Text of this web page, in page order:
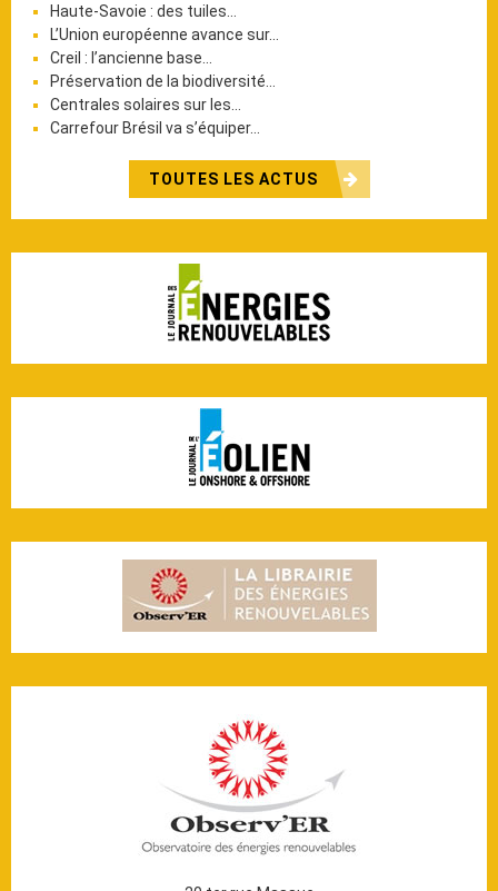
Haute-Savoie : des tuiles…
L’Union européenne avance sur…
Creil : l’ancienne base…
Préservation de la biodiversité…
Centrales solaires sur les…
Carrefour Brésil va s’équiper…
TOUTES LES ACTUS